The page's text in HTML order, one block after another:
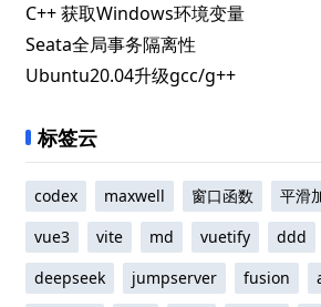
C++ 获取Windows环境变量
Seata全局事务隔离性
Ubuntu20.04升级gcc/g++
标签云
codex maxwell 窗口函数 平滑
vue3
vite md vuetify ddd
deepseek
jumpserver fusion